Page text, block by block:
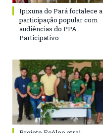
Ipixuna do Pará fortalece a
participação popular com
audiências do PPA
Participativo